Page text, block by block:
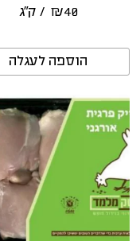
₪40 / ק״ג
הוספה לעגלה